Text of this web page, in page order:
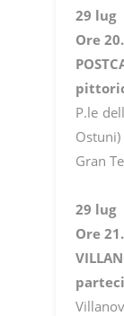
29 lug
Ore
P.le
Ostuni)
Gran
29 lug
Ore